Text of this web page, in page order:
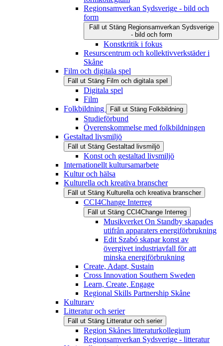
Regionsamverkan Sydsverige - bild och
form
Fäll ut Stäng Regionsamverkan Sydsverige
- bild och form
Konstkritik i fokus
Resurscentrum och kollektivverkstäder i
Skåne
Film och digitala spel
Fäll ut Stäng Film och digitala spel
Digitala spel
Film
Folkbildning
Fäll ut Stäng Folkbildning
Studieförbund
Överenskommelse med folkbildningen
Gestaltad livsmiljö
Fäll ut Stäng Gestaltad livsmiljö
Konst och gestaltad livsmiljö
Internationellt kultursamarbete
Kultur och hälsa
Kulturella och kreativa branscher
Fäll ut Stäng Kulturella och kreativa branscher
CCI4Change Interreg
Fäll ut Stäng CCI4Change Interreg
Musikverket On Standby skapades
utifrån apparaters energiförbrukning
Edit Szabó skapar konst av
övergivet industriavfall för att
minska energiförbrukning
Create, Adapt, Sustain
Cross Innovation Southern Sweden
Learn, Create, Engage
Regional Skills Partnership Skåne
Kulturarv
Litteratur och serier
Fäll ut Stäng Litteratur och serier
Region Skånes litteraturkollegium
Regionsamverkan Sydsverige - litteratur